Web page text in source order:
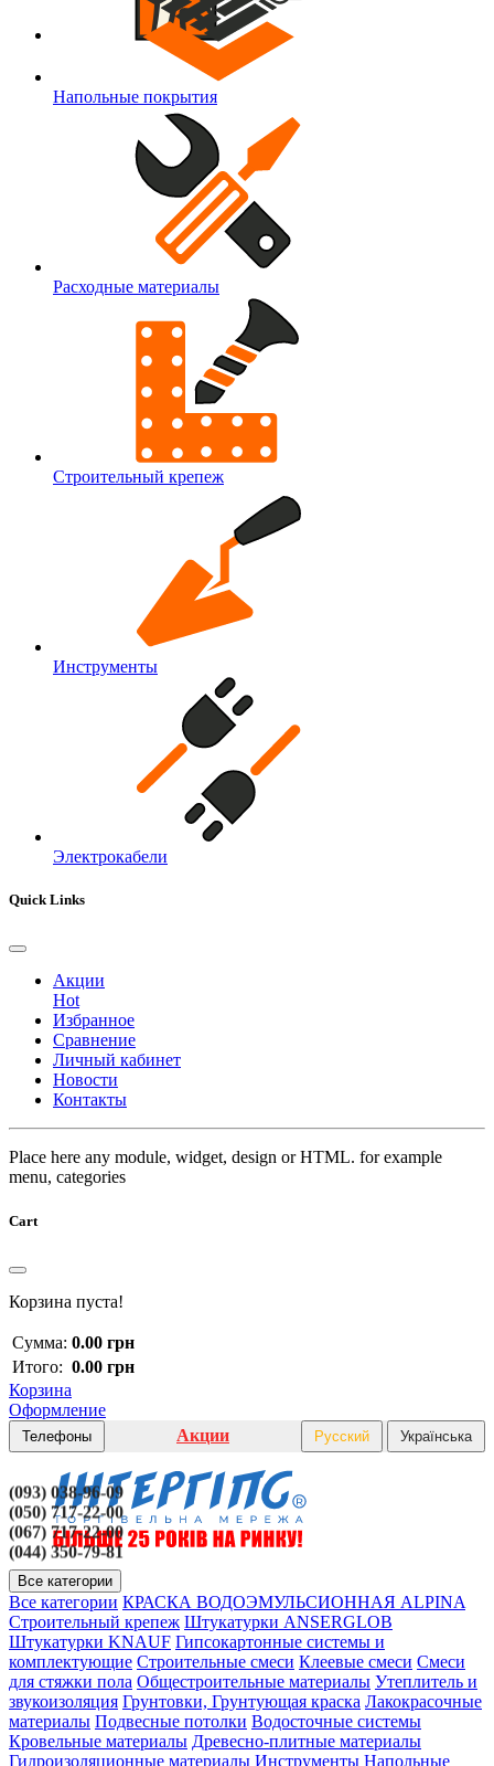
Напольные покрытия
Расходные материалы
Строительный крепеж
Инструменты
Электрокабели
Quick Links
Акции
Hot
Избранное
Сравнение
Личный кабинет
Новости
Контакты
Place here any module, widget, design or HTML. for example
menu, categories
Cart
Корзина пуста!
Сумма: 0.00 грн
Итого: 0.00 грн
Корзина
Оформление
Телефоны
(093) 038-96-09
(050) 717-22-00
(067) 717-22-00
(044) 350-79-81
Акции Русский Українська
Все категории
Все категории КРАСКА ВОДОЭМУЛЬСИОННАЯ ALPINA
Строительный крепеж Штукатурки ANSERGLOB
Штукатурки KNAUF Гипсокартонные системы и
комплектующие Строительные смеси Клеевые смеси Смеси
для стяжки пола Общестроительные материалы Утеплитель и
звукоизоляция Грунтовки, Грунтующая краска Лакокрасочные
материалы Подвесные потолки Водосточные системы
Кровельные материалы Древесно-плитные материалы
Гидроизоляционные материалы Инструменты Напольные